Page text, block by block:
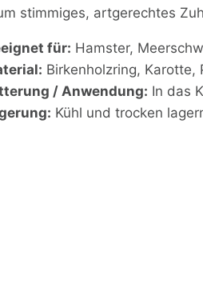
stimmiges, artgerechtes
für: Hamster,
Birkenholzring, Karotte,
/ Anwendung: In das
Kühl und trocken